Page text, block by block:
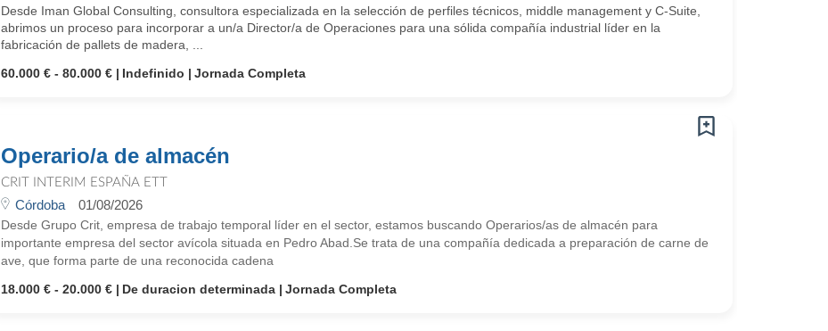
Desde Iman Global Consulting, consultora especializada en la selección de perfiles técnicos, middle management y C-Suite,
abrimos un proceso para incorporar a un/a Director/a de Operaciones para una sólida compañía industrial líder en la
fabricación de pallets de madera, ...
60.000 € - 80.000 €
Indefinido Jornada Completa
Operario/a de almacén
CRIT INTERIM ESPAÑA ETT
Córdoba 01/08/2026
Desde Grupo Crit, empresa de trabajo temporal líder en el sector, estamos buscando Operarios/as de almacén para
importante empresa del sector avícola situada en Pedro Abad.Se trata de una compañía dedicada a preparación de carne de
ave, que forma parte de una reconocida cadena
18.000 € - 20.000 €
De duracion determinada Jornada Completa